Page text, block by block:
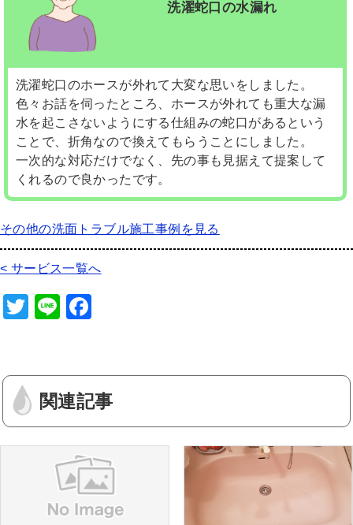
洗濯蛇口の水漏れ
洗濯蛇口のホースが外れて大変な思いをしました。
色々お話を伺ったところ、ホースが外れても重大な漏
水を起こさないようにする仕組みの蛇口があるという
ことで、折角なので換えてもらうことにしました。
一次的な対応だけでなく、先の事も見据えて提案して
くれるので良かったです。
その他の洗面トラブル施工事例を見る
< サービス一覧へ
T
er
Li
e
b
o
o
k
関連記事